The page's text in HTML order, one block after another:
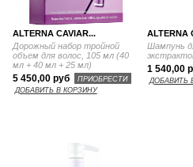
ALTERNA CAVIAR...
Дорожный набор тройной
объем для волос, 105 мл (40
мл + 40 мл + 25 мл)
5 450,00 руб
ПРИОБРЕСТИ
ДОБАВИТЬ В КОРЗИНУ
ALTERNA
Шампунь
1 540,00
ДОБАВИТЬ